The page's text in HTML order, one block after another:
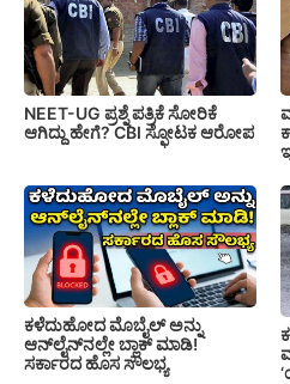
NEET-UG ಪ್ರಶ್ನೆ ಪತ್ರಿಕೆ ಸೋರಿಕೆ
ಆಗಿದ್ದು ಹೇಗೆ? CBI ಸ್ಫೋಟಕ ಆರೋಪ
ಕಳೆದುಹೋದ ಮೊಬೈಲ್ ಅನ್ನು
ಆನ್‌ಲೈನ್‌ನಲ್ಲೇ ಬ್ಲಾಕ್ ಮಾಡಿ!
ಸರ್ಕಾರದ ಹೊಸ ಸೌಲಭ್ಯ